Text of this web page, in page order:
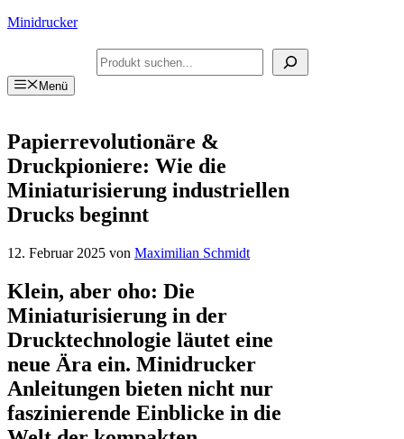
Zum
Minidrucker
Suchen
Menü
Papierrevolutionäre &
Druckpioniere: Wie die
Miniaturisierung industriellen
Drucks beginnt
12. Februar 2025 von Maximilian Schmidt
Klein, aber oho: Die
Miniaturisierung in der
Drucktechnologie läutet eine
neue Ära ein. Minidrucker
Anleitungen bieten nicht nur
faszinierende Einblicke in die